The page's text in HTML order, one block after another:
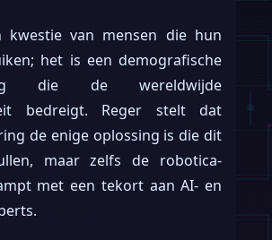
kwestie van mensen die hun
het is een demografische
die de wereldwijde
bedreigt. Reger stelt dat
de enige oplossing is die dit
maar zelfs de robotica-
met een tekort aan AI- en